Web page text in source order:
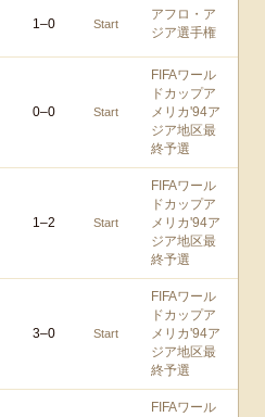
1–0 Start
アフロ・ア
ジア選手権
0–0 Start
FIFAワール
ドカップア
メリカ'94ア
ジア地区最
終予選
1–2 Start
FIFAワール
ドカップア
メリカ'94ア
ジア地区最
終予選
3–0 Start
FIFAワール
ドカップア
メリカ'94ア
ジア地区最
終予選
FIFAワール